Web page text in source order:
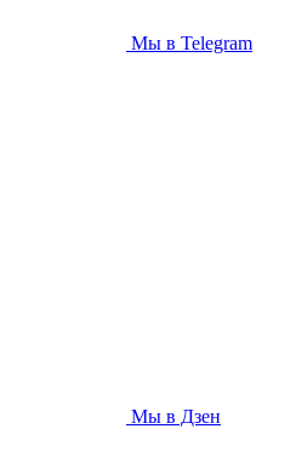
Мы в Telegram
Мы в Дзен